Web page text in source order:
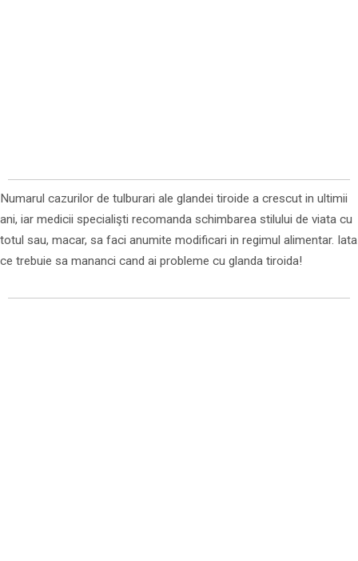
Numarul cazurilor de tulburari ale glandei tiroide a crescut in ultimii
ani, iar medicii specialişti recomanda schimbarea stilului de viata cu
totul sau, macar, sa faci anumite modificari in regimul alimentar. Iata
ce trebuie sa mananci cand ai probleme cu glanda tiroida!